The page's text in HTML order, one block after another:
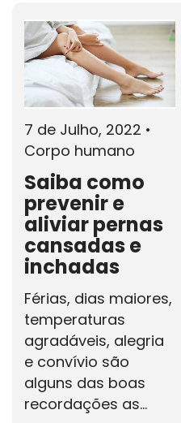
7 de Julho, 2022 •
Corpo humano
Saiba como
prevenir e
aliviar pernas
cansadas e
inchadas
Férias, dias maiores,
temperaturas
agradáveis, alegria
e convívio são
alguns das boas
recordações as...